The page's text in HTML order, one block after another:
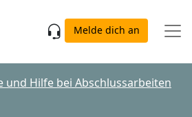
Melde dich an
und Hilfe bei Abschlussarbeiten